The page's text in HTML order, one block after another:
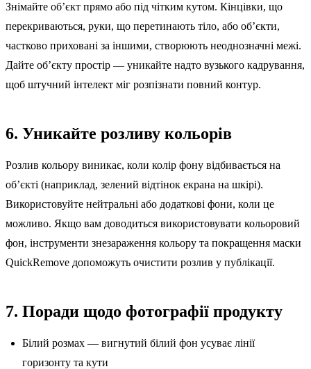
Знімайте об’єкт прямо або під чітким кутом. Кінцівки, що
перекриваються, руки, що перетинають тіло, або об’єкти,
частково приховані за іншими, створюють неоднозначні межі.
Дайте об’єкту простір — уникайте надто вузького кадрування,
щоб штучний інтелект міг розпізнати повний контур.
6. Уникайте розливу кольорів
Розлив кольору виникає, коли колір фону відбивається на
об’єкті (наприклад, зелений відтінок екрана на шкірі).
Використовуйте нейтральні або додаткові фони, коли це
можливо. Якщо вам доводиться використовувати кольоровий
фон, інструменти знезараження кольору та покращення маски
QuickRemove допоможуть очистити розлив у публікації.
7. Поради щодо фотографії продукту
Білий розмах — вигнутий білий фон усуває лінії
горизонту та кути